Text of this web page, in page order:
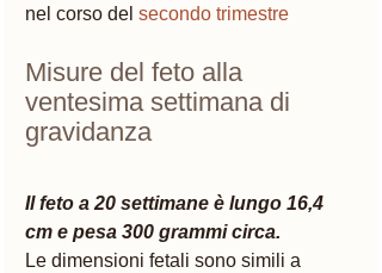
nel corso del secondo trimestre
Misure del feto alla
ventesima settimana di
gravidanza
Il feto a 20 settimane è lungo 16,4
cm e pesa 300 grammi circa.
Le dimensioni fetali sono simili a